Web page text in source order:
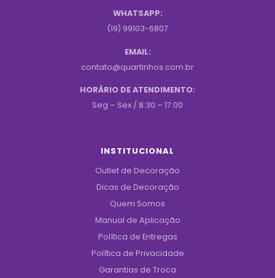
WHATSAPP:
(19) 99103-6807
EMAIL:
contato@quartinhos.com.br
HORÁRIO DE ATENDIMENTO:
Seg – Sex / 8:30 – 17:00
INSTITUCIONAL
Outlet de Decoração
Dicas de Decoração
Quem Somos
Manual de Aplicação
Política de Entregas
Política de Privacidade
Garantias de Troca